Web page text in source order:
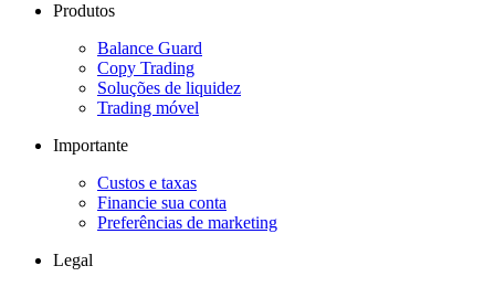
Produtos
Balance Guard
Copy Trading
Soluções de liquidez
Trading móvel
Importante
Custos e taxas
Financie sua conta
Preferências de marketing
Legal